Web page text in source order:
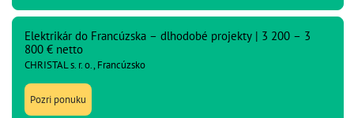
Elektrikár do Francúzska – dlhodobé projekty | 3 200 – 3
800 € netto
CHRISTAL s. r. o., Francúzsko
Pozri ponuku